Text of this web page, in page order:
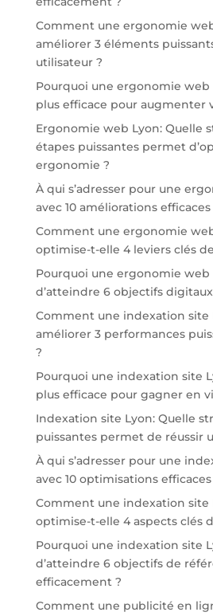
Comment une ergonomie
améliorer 3 éléments
utilisateur ?
Pourquoi une ergonomie web
plus efficace pour augmenter
Ergonomie web Lyon: Quelle
étapes puissantes permet
ergonomie ?
À qui s’adresser pour une
avec 10 améliorations efficaces
Comment une ergonomie
optimise-t-elle 4 leviers clés
Pourquoi une ergonomie
d’atteindre 6 objectifs
Comment une indexation site
améliorer 3 performances
?
Pourquoi une indexation site
plus efficace pour gagner en
Indexation site Lyon: Quelle
puissantes permet de réussir
À qui s’adresser pour une
avec 10 optimisations efficaces
Comment une indexation site
optimise-t-elle 4 aspects clés
Pourquoi une indexation site
d’atteindre 6 objectifs de
efficacement ?
Comment une publicité en